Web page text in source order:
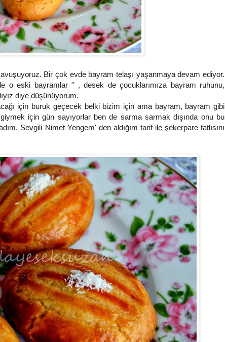
Bir çok evde bayram telaşı yaşanmaya devam ediyor.
o eski bayramlar " , desek de çocuklarımıza bayram ruhunu,
diye düşünüyorum.
için buruk geçecek belki bizim için ama bayram, bayram gibi
için gün sayıyorlar ben de sarma sarmak dışında onu bu
Sevgili Nimet Yengem' den aldığım tarif ile şekerpare tatlısını